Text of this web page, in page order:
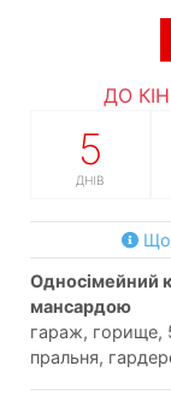
ДО
5
ДНІВ
Що
односімейний котедж одноповерховий з житловою
мансардою
гараж, горище,
пральня,